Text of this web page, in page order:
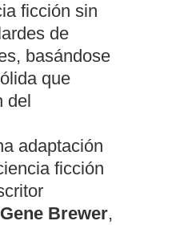
ficción sin
de
basándose
que
del
adaptación
ficción
Gene Brewer,